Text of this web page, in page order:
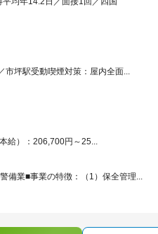
坪駅受動喫煙対策：屋内全面...
給）：206,700円～25...
備業■事業の特徴：（1）保全管理...